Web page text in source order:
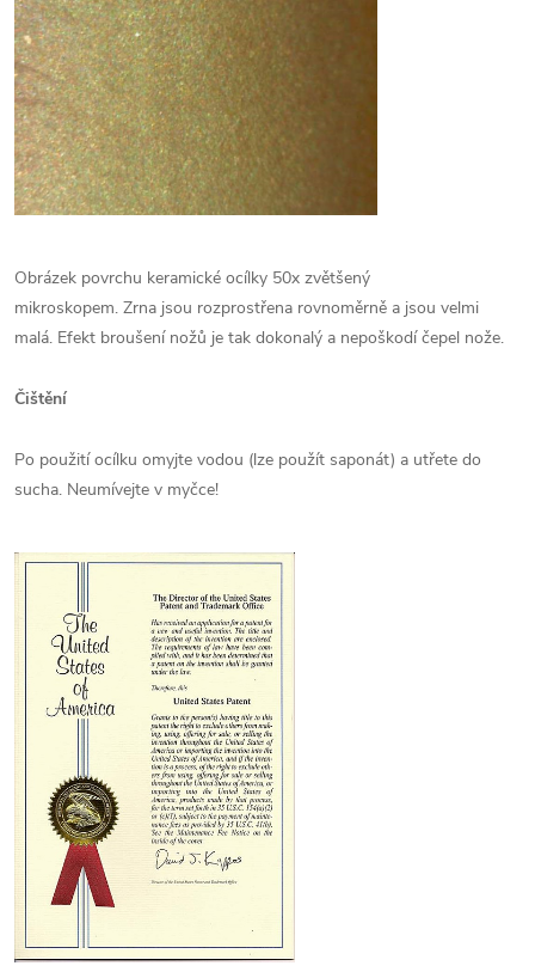
Obrázek povrchu keramické ocílky 50x zvětšený
mikroskopem. Zrna jsou rozprostřena rovnoměrně a jsou velmi
malá. Efekt broušení nožů je tak dokonalý a nepoškodí čepel nože.
Čištění
Po použití ocílku omyjte vodou (lze použít saponát) a utřete do
sucha. Neumívejte v myčce!